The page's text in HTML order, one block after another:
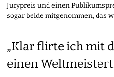
Jurypreis und einen
sogar beide mitgenommen, das
„Klar flirte ich mit
einen